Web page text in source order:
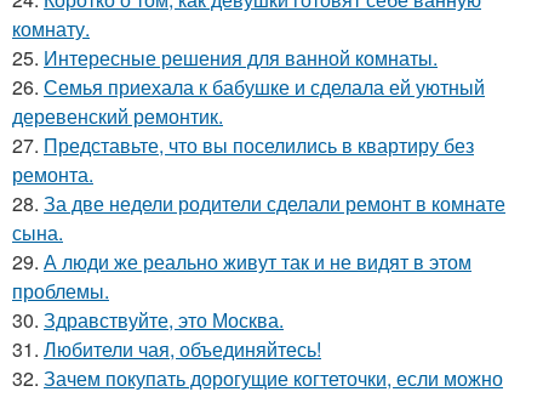
комнату.
25. Интересные решения для ванной комнаты.
26. Семья приехала к бабушке и сделала ей уютный
деревенский ремонтик.
27. Представьте, что вы поселились в квартиру без
ремонта.
28. За две недели родители сделали ремонт в комнате
сына.
29. А люди же реально живут так и не видят в этом
проблемы.
30. Здравствуйте, это Москва.
31. Любители чая, объединяйтесь!
32. Зачем покупать дорогущие когтеточки, если можно